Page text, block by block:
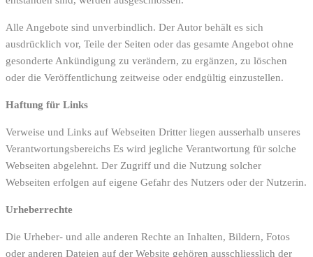
Alle Angebote sind unverbindlich. Der Autor behält es sich
ausdrücklich vor, Teile der Seiten oder das gesamte Angebot ohne
gesonderte Ankündigung zu verändern, zu ergänzen, zu löschen
oder die Veröffentlichung zeitweise oder endgültig einzustellen.
Haftung für Links
Verweise und Links auf Webseiten Dritter liegen ausserhalb unseres
Verantwortungsbereichs Es wird jegliche Verantwortung für solche
Webseiten abgelehnt. Der Zugriff und die Nutzung solcher
Webseiten erfolgen auf eigene Gefahr des Nutzers oder der Nutzerin.
Urheberrechte
Die Urheber- und alle anderen Rechte an Inhalten, Bildern, Fotos
oder anderen Dateien auf der Website gehören ausschliesslich der